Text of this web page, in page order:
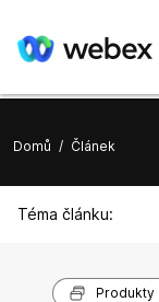
Domů / Článek
Téma článku:
Produkty